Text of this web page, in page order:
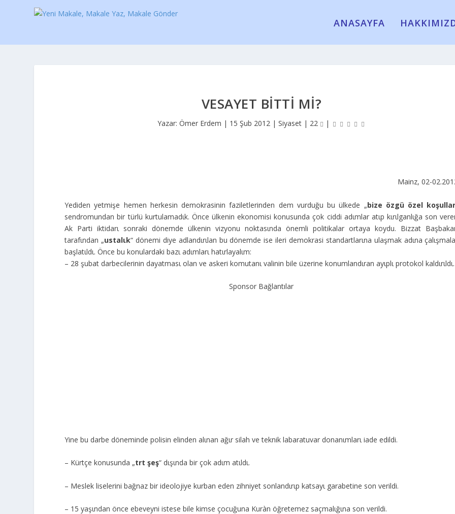
ANASAYFA
VESAYET BITTI MI?
Yazar:Ömer Erdem | 15 Şub 2012 |Siyaset | 22 |
Mainz, 02-
Yediden yetmişe hemen herkesin demokrasinin faziletlerinden dem vurduğu bu ülkede „bize özgü özel
sendromundan bir türlü kurtulamadιk. Önce ülkenin ekonomisi konusunda çok ciddi adιmlar atιp kιrιlganlιğa son
Ak Parti iktidarι sonraki dönemde ülkenin vizyonu noktasιnda önemli politikalar ortaya koydu. Bizzat
tarafιndan „ustalιk“ dönemi diye adlandιrιlan bu dönemde ise ileri demokrasi standartlarιna ulaşmak adιna
başlatιldι. Önce bu konulardaki bazι adιmlarι hatιrlayalιm:
– 28 şubat darbecilerinin dayatmasι olan ve askeri komutanι valinin bile üzerine konumlandιran ayιplι protokol kaldιrιldι.
Sponsor Bağlantılar
Yine bu darbe döneminde polisin elinden alιnan ağιr silah ve teknik labaratuvar donanιmlarι iade edildi.
– Kürtçe konusunda „trt şeş“ dιşιnda bir çok adιm atιldι.
– Meslek liselerini bağnaz bir ideolojiye kurban eden zihniyet sonlandιrιp katsayι garabetine son verildi.
– 15 yaşιndan önce ebeveyni istese bile kimse çocuğuna Kuràn öğretemez saçmalιğιna son verildi.